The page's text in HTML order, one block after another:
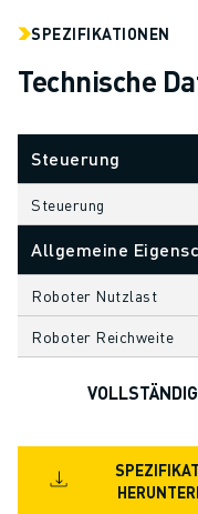
CNC-SCHLEIFEN
CNC-FRÄSEN
CNC-DREHEN
SPRITZGUSS
MASCHINENBEDIENUNG
MATERIALHANDHABUNG
LACKIEREN
PALETTIEREN
PUNKTSCHWEISSEN
VISION INSPEKTION
DRAHTERODIERMASCHINE
FALLBEISPIELE
KUNDENBETREUUNG
FANUC PLANS
FIELD & WARTUNG
SPEZIFIKATIONEN
Technische
Steuerung
Steuerung
Allgemeine
Roboter Nutzlast
Roboter Reichweite